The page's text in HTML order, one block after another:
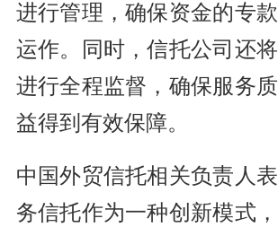
进行管理，确保资金的专
运作。同时，信托公司还
进行全程监督，确保服务
益得到有效保障。
中国外贸信托相关负责人
务信托作为一种创新模式